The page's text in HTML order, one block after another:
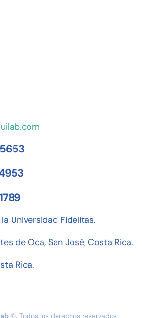
Universidad Fidelitas.
de Oca, San José, Costa Rica.
Rica.
©. Todos los derechos reservados